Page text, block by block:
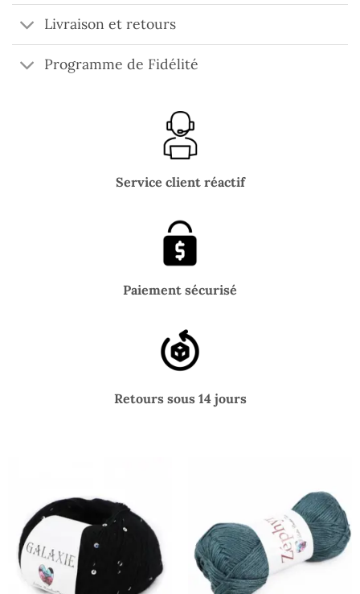
Livraison et retours
Programme de Fidélité
Service client réactif
Paiement sécurisé
Retours sous 14 jours